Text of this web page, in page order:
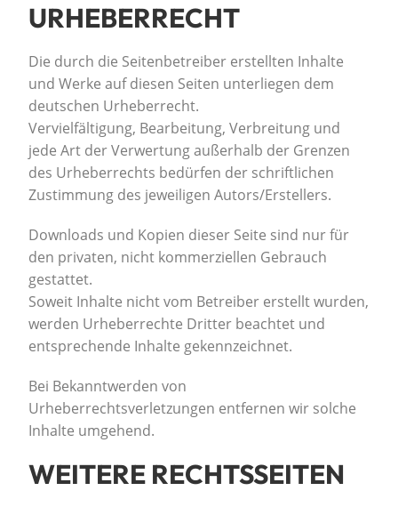
URHEBERRECHT
Die durch die Seitenbetreiber erstellten Inhalte
und Werke auf diesen Seiten unterliegen dem
deutschen Urheberrecht.
Vervielfältigung, Bearbeitung, Verbreitung und
jede Art der Verwertung außerhalb der Grenzen
des Urheberrechts bedürfen der schriftlichen
Zustimmung des jeweiligen Autors/Erstellers.
Downloads und Kopien dieser Seite sind nur für
den privaten, nicht kommerziellen Gebrauch
gestattet.
Soweit Inhalte nicht vom Betreiber erstellt wurden,
werden Urheberrechte Dritter beachtet und
entsprechende Inhalte gekennzeichnet.
Bei Bekanntwerden von
Urheberrechtsverletzungen entfernen wir solche
Inhalte umgehend.
WEITERE RECHTSSEITEN